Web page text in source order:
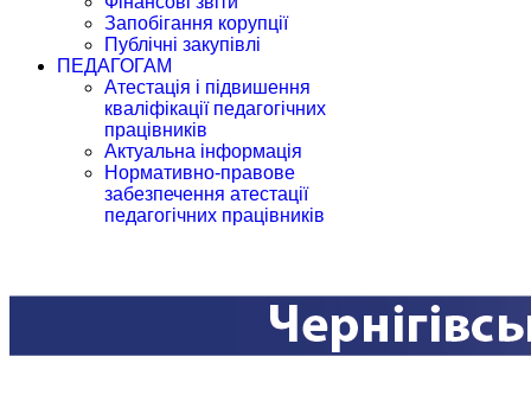
Запобігання корупції
Публічні закупівлі
ПЕДАГОГАМ
Атестація і підвишення
кваліфікації педагогічних
працівників
Актуальна інформація
Нормативно-правове
забезпечення атестації
педагогічних працівників